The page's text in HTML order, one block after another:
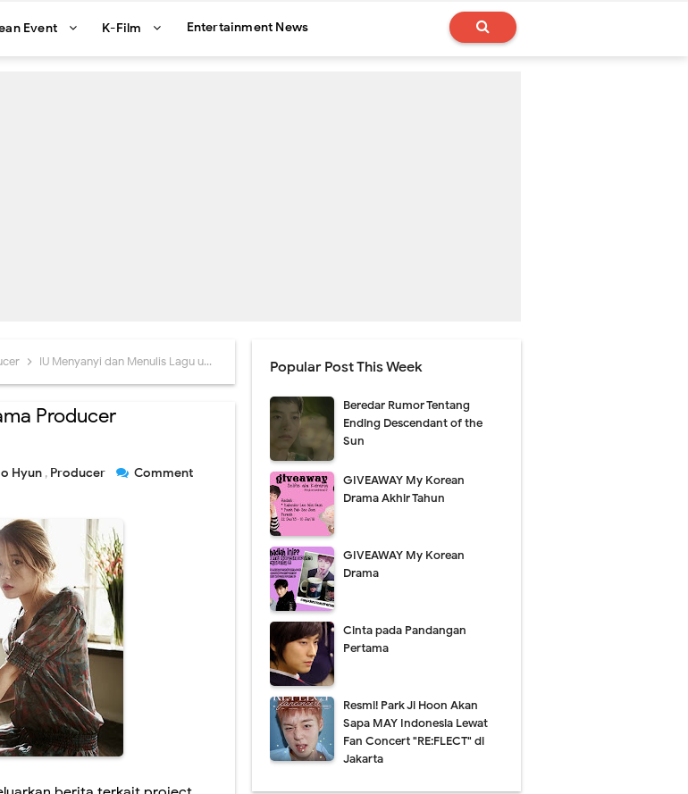
Event K-Film Entertainment News
IU Menyanyi dan Menulis Lagu untuk Drama Producer
Producer
Hyun , Producer Comment
Popular Post This Week
Beredar Rumor Tentang
Ending Descendant of the
Sun
GIVEAWAY My Korean
Drama Akhir Tahun
GIVEAWAY My Korean
Drama
Cinta pada Pandangan
Pertama
Resmi! Park Ji Hoon Akan
Sapa MAY Indonesia Lewat
Fan Concert "RE:FLECT" di
Jakarta